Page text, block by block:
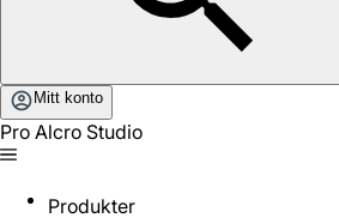
Mitt konto
Pro Alcro Studio
Produkter